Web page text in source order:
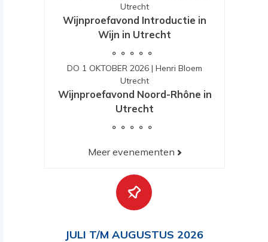
Utrecht
Wijnproefavond Introductie in
Wijn in Utrecht
DO 1 OKTOBER 2026 | Henri Bloem
Utrecht
Wijnproefavond Noord-Rhône in
Utrecht
Meer evenementen
JULI T/M AUGUSTUS 2026